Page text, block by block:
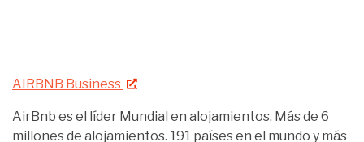
AIRBNB Business
AirBnb es el líder Mundial en alojamientos. Más de 6
millones de alojamientos. 191 países en el mundo y más